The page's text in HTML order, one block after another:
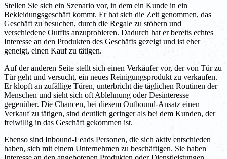
Stellen Sie sich ein Szenario vor, in dem ein Kunde in ein
Bekleidungsgeschäft kommt. Er hat sich die Zeit genommen, das
Geschäft zu besuchen, durch die Regale zu stöbern und
verschiedene Outfits anzuprobieren. Dadurch hat er bereits echtes
Interesse an den Produkten des Geschäfts gezeigt und ist eher
geneigt, einen Kauf zu tätigen.
Auf der anderen Seite stellt sich einen Verkäufer vor, der von Tür zu
Tür geht und versucht, ein neues Reinigungsprodukt zu verkaufen.
Er klopft an zufällige Türen, unterbricht die täglichen Routinen der
Menschen und sieht sich oft Ablehnung oder Desinteresse
gegenüber. Die Chancen, bei diesem Outbound-Ansatz einen
Verkauf zu tätigen, sind deutlich geringer als bei dem Kunden, der
freiwillig in das Geschäft gekommen ist.
Ebenso sind Inbound-Leads Personen, die sich aktiv entschieden
haben, sich mit einem Unternehmen zu beschäftigen. Sie haben